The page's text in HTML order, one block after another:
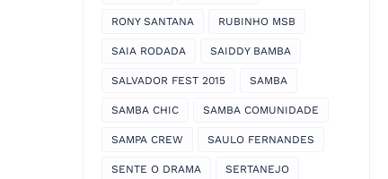
RONY SANTANA RUBINHO MSB
SAIA RODADA SAIDDY BAMBA
SALVADOR FEST 2015 SAMBA
SAMBA CHIC SAMBA COMUNIDADE
SAMPA CREW SAULO FERNANDES
SENTE O DRAMA SERTANEJO